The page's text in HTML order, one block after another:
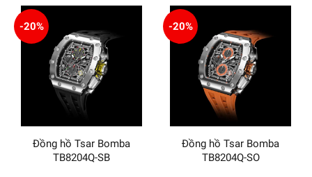
-20%
Đồng hồ Tsar Bomba
TB8204Q-SB
-20%
Đồng hồ Tsar Bomba
TB8204Q-SO